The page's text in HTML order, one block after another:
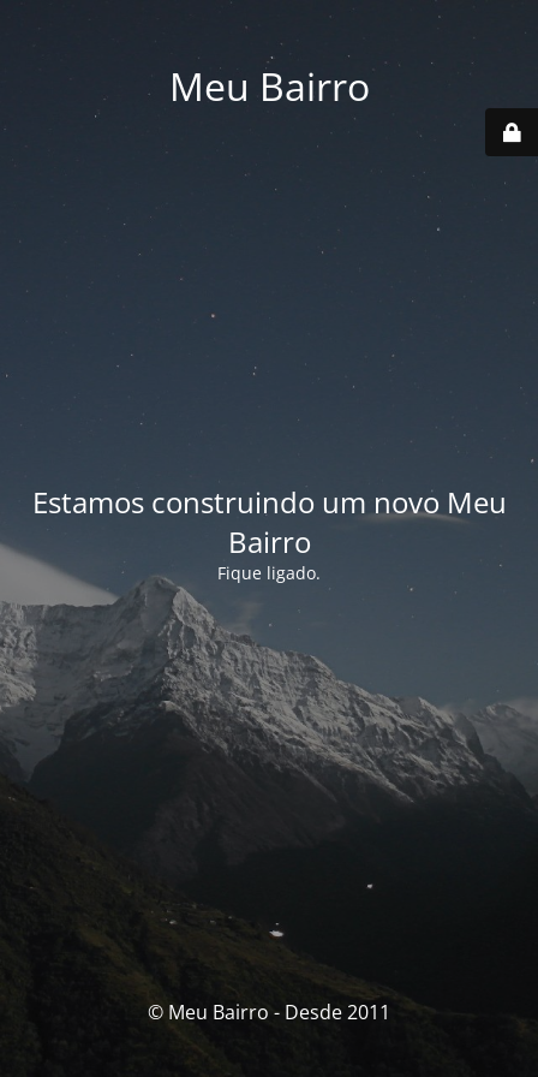
Meu Bairro
Estamos construindo um novo Meu
Bairro
Fique ligado.
© Meu Bairro - Desde 2011